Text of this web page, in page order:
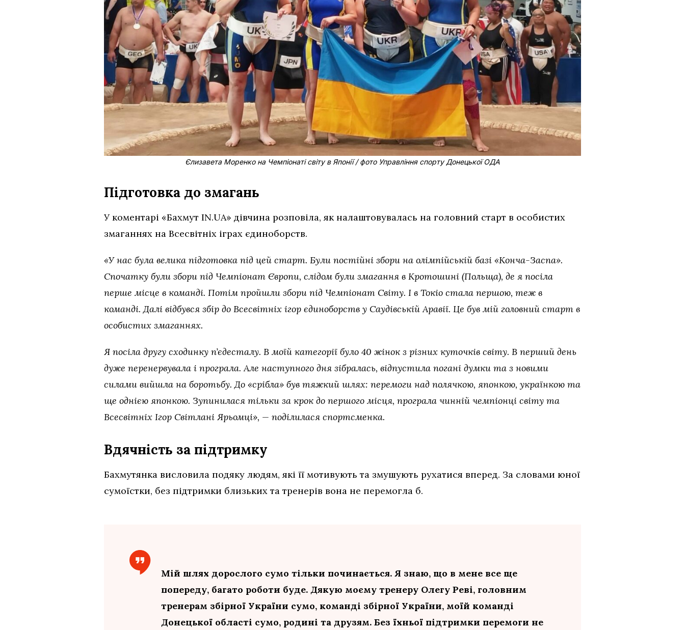
Єлизавета Моренко на Чемпіонаті світу в Японії / фото Управління спорту Донецької ОДА
Підготовка до змагань
У коментарі «Бахмут IN.UA» дівчина розповіла, як налаштовувалась на головний старт в особистих
змаганнях на Всесвітніх іграх єдиноборств.
«У нас була велика підготовка під цей старт. Були постійні збори на олімпійській базі «Конча-Заспа».
Спочатку були збори під Чемпіонат Європи, слідом були змагання в Кротошині (Польща), де я посіла
перше місце в команді. Потім пройшли збори під Чемпіонат Світу. І в Токіо стала першою, теж в
команді. Далі відбувся збір до Всесвітніх ігор єдиноборств у Саудівській Аравії. Це був мій головний старт в
особистих змаганнях.
Я посіла другу сходинку пʼєдесталу. В моїй категорії було 40 жінок з різних куточків світу. В перший день
дуже перенервувала і програла. Але наступного дня зібралась, відпустила погані думки та з новими
силами вийшла на боротьбу. До «срібла» був тяжкий шлях: перемоги над полячкою, японкою, українкою та
ще однією японкою. Зупинилася тільки за крок до першого місця, програла чинній чемпіонці світу та
Всесвітніх Ігор Світлані Ярьомці», — поділилася спортсменка.
Вдячність за підтримку
Бахмутянка висловила подяку людям, які її мотивують та змушують рухатися вперед. За словами юної
сумоїстки, без підтримки близьких та тренерів вона не перемогла б.
Мій шлях дорослого сумо тільки починається. Я знаю, що в мене все ще
попереду, багато роботи буде. Дякую моєму тренеру Олегу Реві, головним
тренерам збірної України сумо, команді збірної України, моїй команді
Донецької області сумо, родині та друзям. Без їхньої підтримки перемоги не